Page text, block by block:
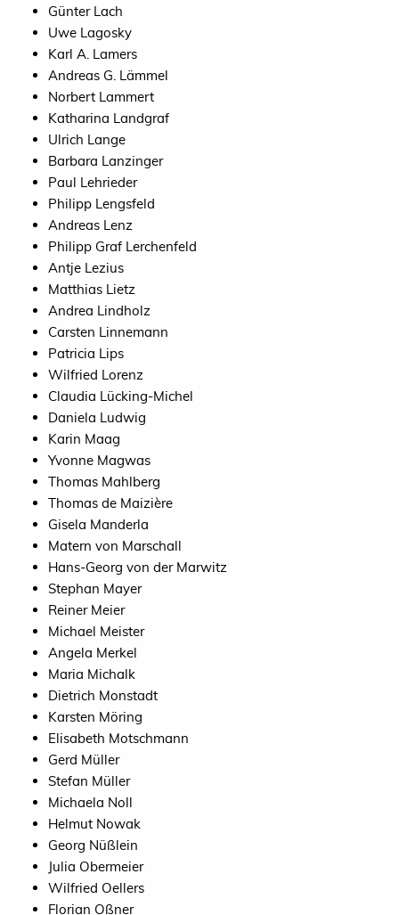
Günter Lach
Uwe Lagosky
Karl A. Lamers
Andreas G. Lämmel
Norbert Lammert
Katharina Landgraf
Ulrich Lange
Barbara Lanzinger
Paul Lehrieder
Philipp Lengsfeld
Andreas Lenz
Philipp Graf Lerchenfeld
Antje Lezius
Matthias Lietz
Andrea Lindholz
Carsten Linnemann
Patricia Lips
Wilfried Lorenz
Claudia Lücking-Michel
Daniela Ludwig
Karin Maag
Yvonne Magwas
Thomas Mahlberg
Thomas de Maizière
Gisela Manderla
Matern von Marschall
Hans-Georg von der Marwitz
Stephan Mayer
Reiner Meier
Michael Meister
Angela Merkel
Maria Michalk
Dietrich Monstadt
Karsten Möring
Elisabeth Motschmann
Gerd Müller
Stefan Müller
Michaela Noll
Helmut Nowak
Georg Nüßlein
Julia Obermeier
Wilfried Oellers
Florian Oßner